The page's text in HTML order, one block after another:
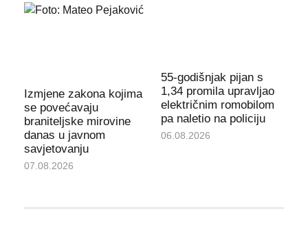
Izmjene zakona kojima
se povećavaju
braniteljske mirovine
danas u javnom
savjetovanju
07.08.2026
55-godišnjak pijan s
1,34 promila upravljao
električnim romobilom
pa naletio na policiju
06.08.2026